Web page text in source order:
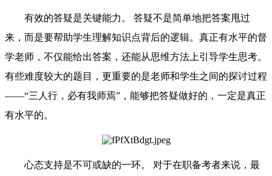
有效的答疑是关键能力。 答疑不是简单地把答案甩过
来，而是要帮助学生理解知识点背后的逻辑。真正有水平的督
学老师，不仅能给出答案，还能从思维方法上引导学生思考。
有些难度较大的题目，更重要的是老师和学生之间的探讨过程
——“三人行，必有我师焉”，能够把答疑做好的，一定是真正
有水平的。
心态支持是不可或缺的一环。 对于在职备考者来说，最